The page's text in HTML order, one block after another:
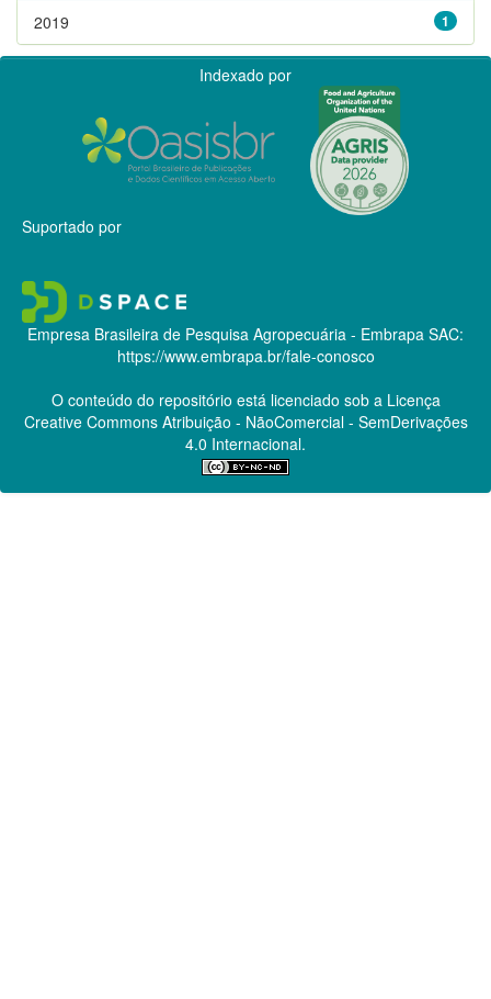
1
2019
Indexado por
Suportado por
Empresa Brasileira de Pesquisa Agropecuária - Embrapa SAC:
https://www.embrapa.br/fale-conosco
O conteúdo do repositório está licenciado sob a Licença
Creative CommonsAtribuição - NãoComercial - SemDerivações
4.0 Internacional.